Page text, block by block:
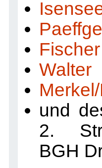
Fischer
Walter
und
2.
BGH